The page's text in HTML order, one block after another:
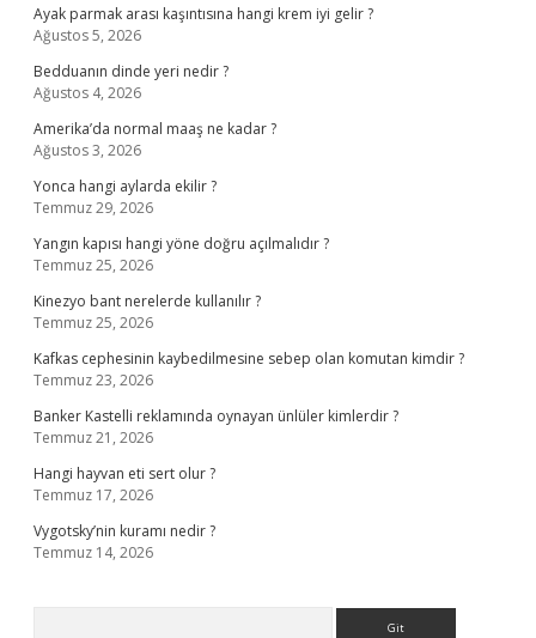
Ayak parmak arası kaşıntısına hangi krem iyi gelir ?
Ağustos 5, 2026
Bedduanın dinde yeri nedir ?
Ağustos 4, 2026
Amerika’da normal maaş ne kadar ?
Ağustos 3, 2026
Yonca hangi aylarda ekilir ?
Temmuz 29, 2026
Yangın kapısı hangi yöne doğru açılmalıdır ?
Temmuz 25, 2026
Kinezyo bant nerelerde kullanılır ?
Temmuz 25, 2026
Kafkas cephesinin kaybedilmesine sebep olan komutan kimdir ?
Temmuz 23, 2026
Banker Kastelli reklamında oynayan ünlüler kimlerdir ?
Temmuz 21, 2026
Hangi hayvan eti sert olur ?
Temmuz 17, 2026
Vygotsky’nin kuramı nedir ?
Temmuz 14, 2026